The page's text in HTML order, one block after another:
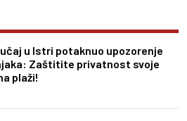
u Istri potaknuo upozorenje
Zaštitite privatnost svoje
plaži!